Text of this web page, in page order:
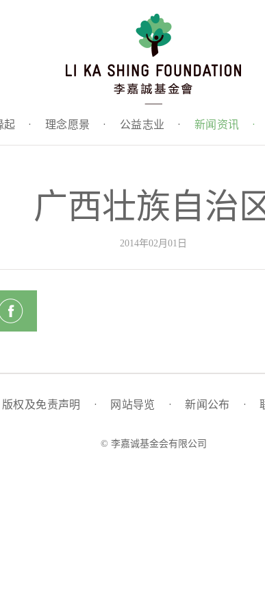
起 · 理念愿景 · 公益志业 · 新闻资讯 ·
广西壮族自治
2014年02月01日
版权及免责声明 · 网站导览 · 新闻公布 ·
© 李嘉诚基金会有限公司